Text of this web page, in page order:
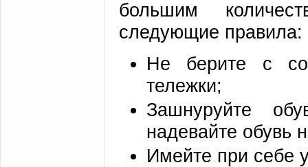
большим
следующие правила:
Не берите с
тележки;
Зашнуруйте
надевайте обувь
Имейте при себе